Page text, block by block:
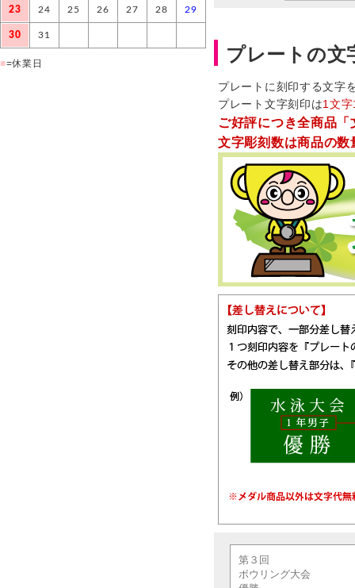
プレートの文
プレートに刻印する文字
プレート文字刻印は1文
ご好評につき全商品
文字彫刻数は商品の
23 24 25 26 27 28 29
30 31
■=休業日